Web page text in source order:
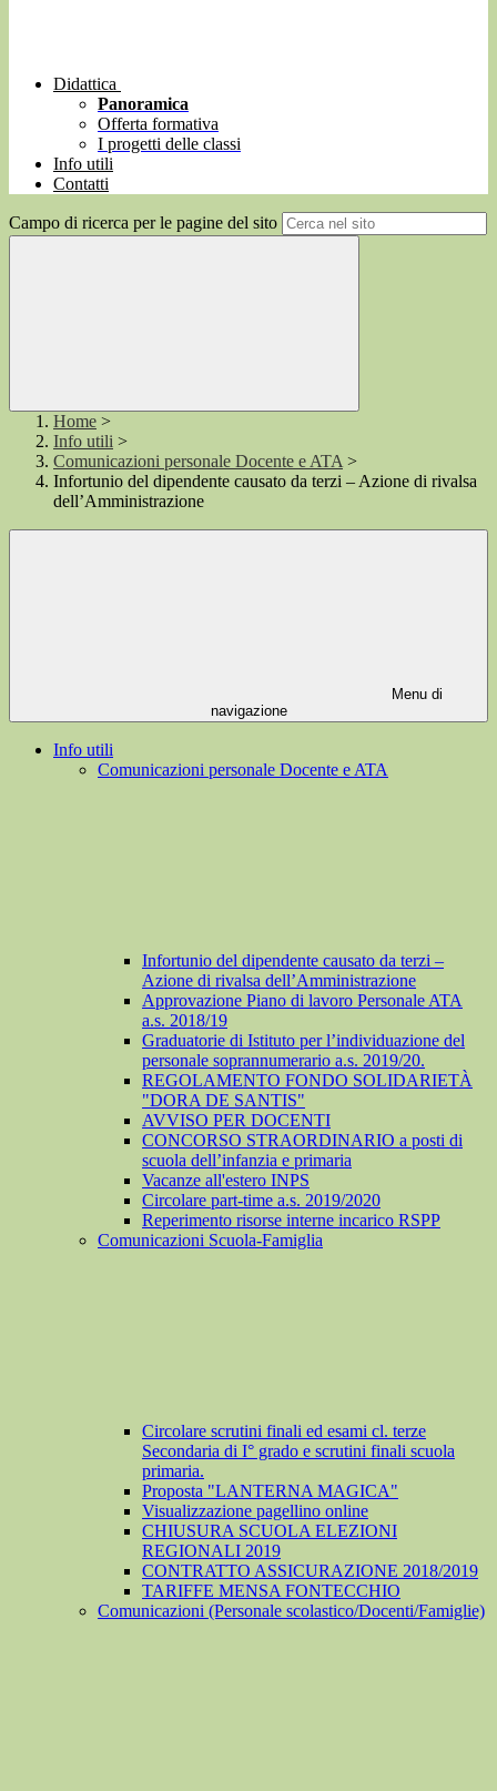
Didattica
Panoramica
Offerta formativa
I progetti delle classi
Info utili
Contatti
Campo di ricerca per le pagine del sito
Home >
Info utili >
Comunicazioni personale Docente e ATA >
Infortunio del dipendente causato da terzi – Azione di rivalsa
dell’Amministrazione
Menu di
navigazione
Info utili
Comunicazioni personale Docente e ATA
Infortunio del dipendente causato da terzi –
Azione di rivalsa dell’Amministrazione
Approvazione Piano di lavoro Personale ATA
a.s. 2018/19
Graduatorie di Istituto per l’individuazione del
personale soprannumerario a.s. 2019/20.
REGOLAMENTO FONDO SOLIDARIETÀ
"DORA DE SANTIS"
AVVISO PER DOCENTI
CONCORSO STRAORDINARIO a posti di
scuola dell’infanzia e primaria
Vacanze all'estero INPS
Circolare part-time a.s. 2019/2020
Reperimento risorse interne incarico RSPP
Comunicazioni Scuola-Famiglia
Circolare scrutini finali ed esami cl. terze
Secondaria di I° grado e scrutini finali scuola
primaria.
Proposta "LANTERNA MAGICA"
Visualizzazione pagellino online
CHIUSURA SCUOLA ELEZIONI
REGIONALI 2019
CONTRATTO ASSICURAZIONE 2018/2019
TARIFFE MENSA FONTECCHIO
Comunicazioni (Personale scolastico/Docenti/Famiglie)